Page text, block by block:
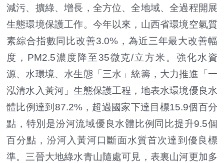
減污、擴綠、增長，全方位、全地域、全過程開展
生態環境保護工作。今年以來，山西省環境空氣質
素綜合指數同比改善3.0%，為近三年最大改善幅
度，PM2.5濃度降至35微克/立方米。強化水資
源、水環境、水生態「三水」統籌，大力推進「一
泓清水入黃河」生態保護工程，地表水環境優良水
體比例達到87.2%，超過國家下達目標15.9個百分
點，特別是汾河流域優良水體比例同比提升9.5個
百分點，汾河入黃河口斷面水質首次達到優良標
準。三晉大地綠水青山隨處可見，表裏山河更加多